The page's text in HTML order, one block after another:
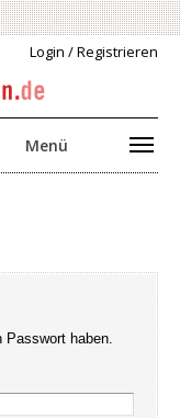
Login / Registrieren
Menü
Passwort haben.